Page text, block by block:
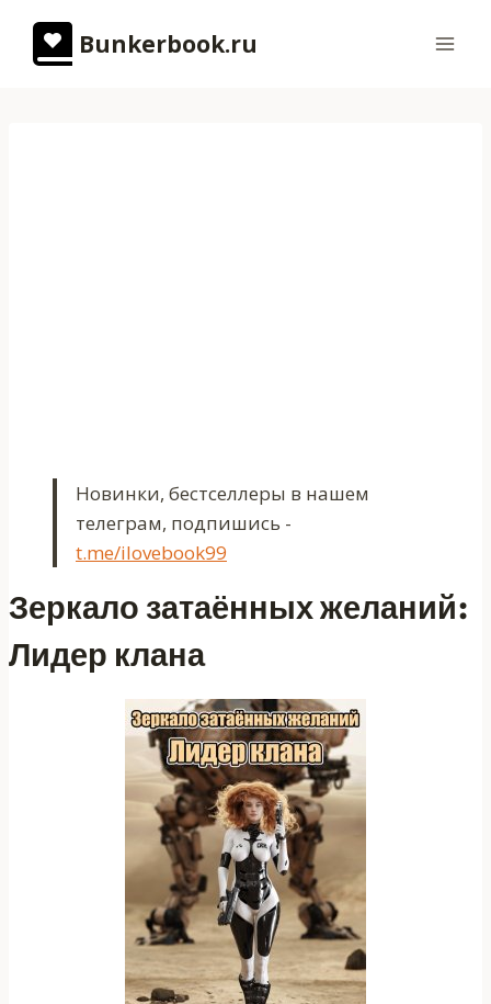
содержимому
Bunkerbook.ru
Новинки, бестселлеры в нашем
телеграм, подпишись -
t.me/ilovebook99
Зеркало затаённых желаний:
Лидер клана